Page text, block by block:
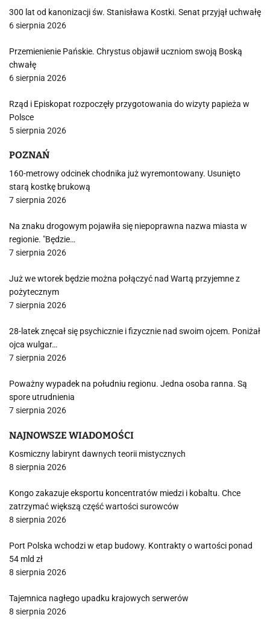
300 lat od kanonizacji św. Stanisława Kostki. Senat przyjął uchwałę
6 sierpnia 2026
Przemienienie Pańskie. Chrystus objawił uczniom swoją Boską
chwałę
6 sierpnia 2026
Rząd i Episkopat rozpoczęły przygotowania do wizyty papieża w
Polsce
5 sierpnia 2026
POZNAŃ
160-metrowy odcinek chodnika już wyremontowany. Usunięto
starą kostkę brukową
7 sierpnia 2026
Na znaku drogowym pojawiła się niepoprawna nazwa miasta w
regionie. "Będzie…
7 sierpnia 2026
Już we wtorek będzie można połączyć nad Wartą przyjemne z
pożytecznym
7 sierpnia 2026
28-latek znęcał się psychicznie i fizycznie nad swoim ojcem. Poniżał
ojca wulgar…
7 sierpnia 2026
Poważny wypadek na południu regionu. Jedna osoba ranna. Są
spore utrudnienia
7 sierpnia 2026
NAJNOWSZE WIADOMOŚCI
Kosmiczny labirynt dawnych teorii mistycznych
8 sierpnia 2026
Kongo zakazuje eksportu koncentratów miedzi i kobaltu. Chce
zatrzymać większą część wartości surowców
8 sierpnia 2026
Port Polska wchodzi w etap budowy. Kontrakty o wartości ponad
54 mld zł
8 sierpnia 2026
Tajemnica nagłego upadku krajowych serwerów
8 sierpnia 2026